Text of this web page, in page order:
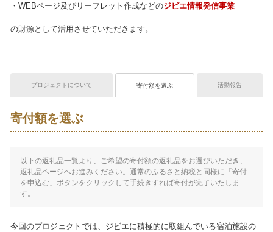
・WEBページ及びリーフレット作成などのジビエ情報発信事業
の財源として活用させていただきます。
プロジェクトについて 寄付額を選ぶ 活動報告
寄付額を選ぶ
以下の返礼品一覧より、ご希望の寄付額の返礼品をお選びいただき、
返礼品ページへお進みください。通常のふるさと納税と同様に「寄付
を申込む」ボタンをクリックして手続きすれば寄付が完了いたしま
す。
今回のプロジェクトでは、ジビエに積極的に取組んでいる宿泊施設の